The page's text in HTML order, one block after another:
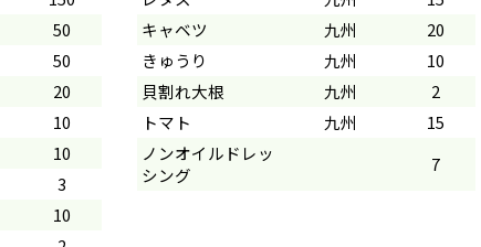
50
50
20
10
10
3
10
キャベツ
九州
20
きゅうり
九州
10
貝割れ大根
九州
2
トマト
九州
15
ノンオイルドレッ
シング
7